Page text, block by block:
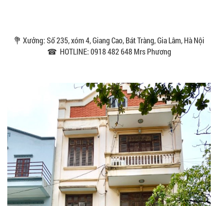
💐 Xưởng: Số 235, xóm 4, Giang Cao, Bát Tràng, Gia Lâm, Hà Nội
☎ HOTLINE: 0918 482 648 Mrs Phương